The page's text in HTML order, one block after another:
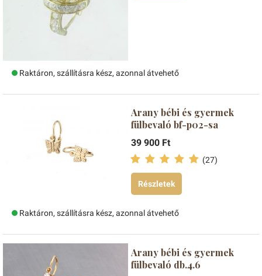
Raktáron, szállításra kész, azonnal átvehető
Arany bébi és gyermek
fülbevaló bf-p02-sa
39 900 Ft
(27)
Részletek
Raktáron, szállításra kész, azonnal átvehető
Arany bébi és gyermek
fülbevaló db.4.6